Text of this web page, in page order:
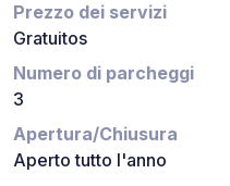
Prezzo dei servizi
Gratuitos
Numero di parcheggi
3
Apertura/Chiusura
Aperto tutto l'anno